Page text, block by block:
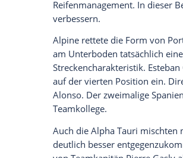
Sieger des GPSpanien
dem neunten Platz.
jedenfalls noch nicht
100. Grand Prix für das
Runde abbrach.
"Alles in allem hatten
scheint recht
Dennoch scheintRed
schwer tat. Der